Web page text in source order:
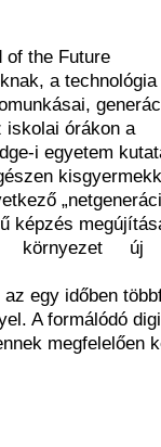
of the Future
a
iskolai órákon a
i egyetem
képzés
környezet új
egy időben
A formálódó
megfelelően